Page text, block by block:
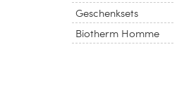
Geschenksets
Biotherm Homme